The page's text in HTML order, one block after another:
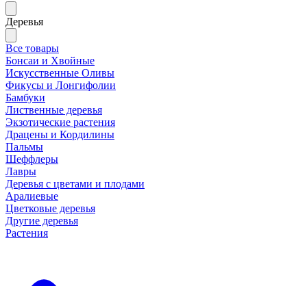
Деревья
Все товары
Бонсаи и Хвойные
Искусственные Оливы
Фикусы и Лонгифолии
Бамбуки
Лиственные деревья
Экзотические растения
Драцены и Кордилины
Пальмы
Шеффлеры
Лавры
Деревья с цветами и плодами
Аралиевые
Цветковые деревья
Другие деревья
Растения